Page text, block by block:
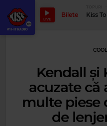
LIVE
Bilete Kiss
Kendall și
acuzate că
multe piese
de